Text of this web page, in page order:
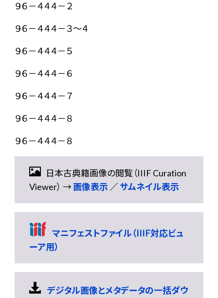
９６－４４４－２
９６－４４４－３～４
９６－４４４－５
９６－４４４－６
９６－４４４－７
９６－４４４－８
９６－４４４－８
日本古典籍画像の閲覧（IIIF Curation
Viewer） →画像表示 ／サムネイル表示
マニフェストファイル（IIIF対応ビュ
ーア用）
デジタル画像とメタデータの一括ダウ